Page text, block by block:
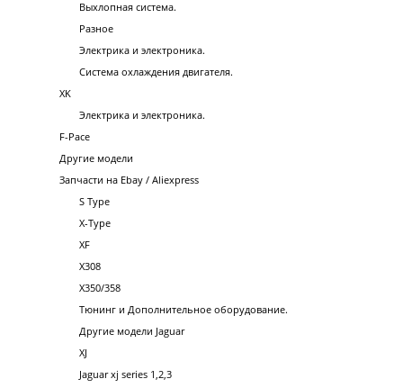
Выхлопная система.
Разное
Электрика и электроника.
Система охлаждения двигателя.
XK
Электрика и электроника.
F-Pace
Другие модели
Запчасти на Ebay / Aliexpress
S Type
X-Type
XF
X308
X350/358
Тюнинг и Дополнительное оборудование.
Другие модели Jaguar
XJ
Jaguar xj series 1,2,3